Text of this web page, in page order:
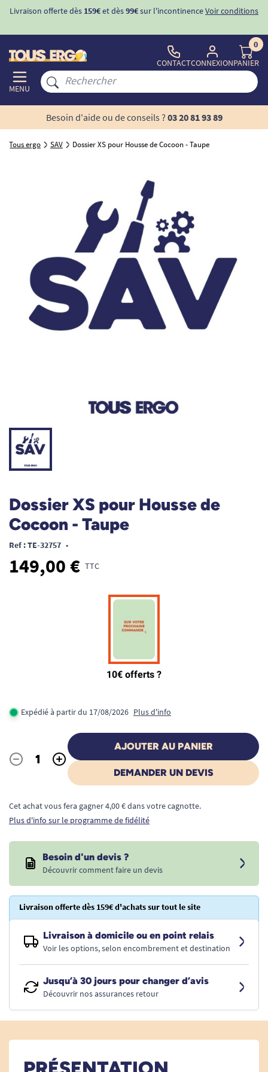
Livraison offerte dès 159€et dès99€sur l'incontinenceVoir conditions
MENU
CONTACTCONNEXION
0
PANIER
Besoin d'aide ou de conseils ? 03 20 81 93 89
Tous ergo SAV Dossier XS pour Housse de Cocoon - Taupe
Dossier XS pour Housse de
Cocoon - Taupe
Ref : TE-32757 •
149,00 € TTC
Expédié à partir du 17/08/2026 Plus d'info
Quantité
- +
AJOUTER AU PANIER
DEMANDER UN DEVIS
Cet achat vous fera gagner 4,00 € dans votre cagnotte.
Plus d'info sur le programme de fidélité
Besoin d'un devis ?
Découvrir comment faire un devis
Livraison offerte dès 159€ d'achats sur tout le site
Livraison à domicile ou en point relais
Voir les options, selon encombrement et destination
Jusqu’à 30 jours pour changer d’avis
Découvrir nos assurances retour